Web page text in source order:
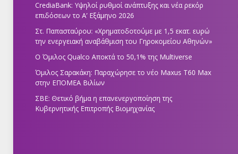
CrediaBank: Υψηλοί ρυθμοί ανάπτυξης και νέα ρεκόρ
επιδόσεων το Α’ Εξάμηνο 2026
Στ. Παπασταύρου: «Χρηματοδοτούμε με 1,5 εκατ. ευρώ
την ενεργειακή αναβάθμιση του Γηροκομείου Αθηνών»
Ο Όμιλος Qualco Αποκτά το 50,1% της Multiverse
Όμιλος Σαρακάκη: Παραχώρησε το νέο Maxus T60 Max
στην ΕΠΟΜΕΑ Βιλίων
ΣΒΕ: Θετικό βήμα η επανενεργοποίηση της
Κυβερνητικής Επιτροπής Βιομηχανίας